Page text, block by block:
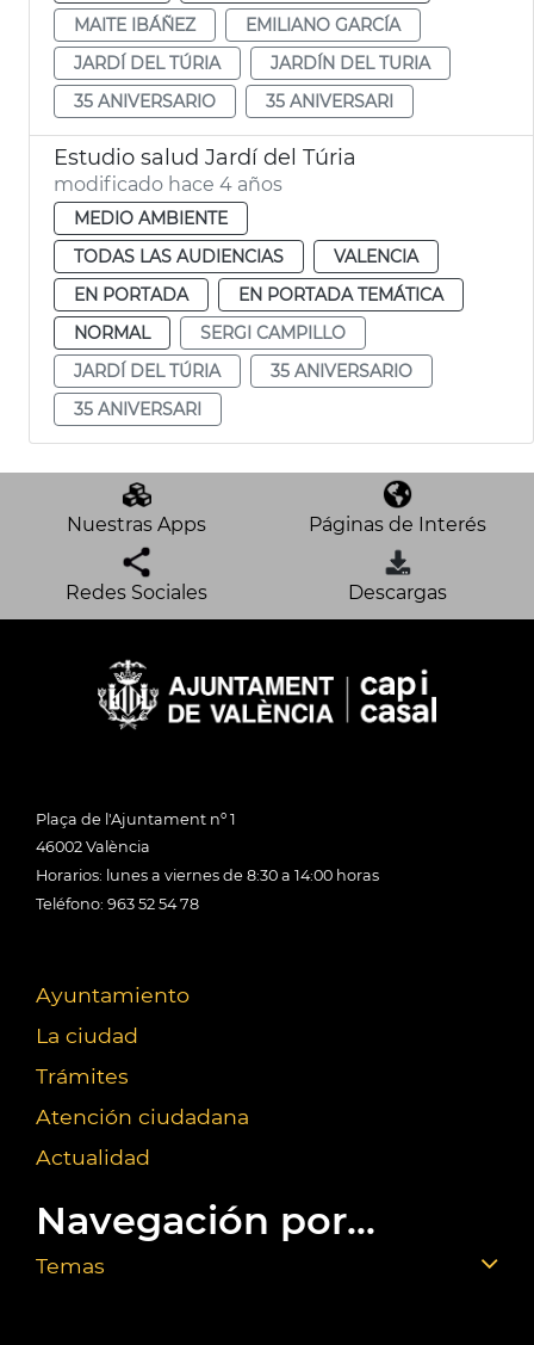
MAITE IBÁÑEZ
EMILIANO GARCÍA
JARDÍ DEL TÚRIA
JARDÍN DEL TURIA
35 ANIVERSARIO
35 ANIVERSARI
Estudio salud Jardí del Túria
modificado hace 4 años
MEDIO AMBIENTE
TODAS LAS AUDIENCIAS
VALENCIA
EN PORTADA
EN PORTADA TEMÁTICA
NORMAL
SERGI CAMPILLO
JARDÍ DEL TÚRIA
35 ANIVERSARIO
35 ANIVERSARI
Nuestras Apps Páginas de Interés
Redes Sociales Descargas
Plaça de l'Ajuntament nº 1
46002 València
Horarios: lunes a viernes de 8:30 a 14:00 horas
Teléfono: 963 52 54 78
Ayuntamiento
La ciudad
Trámites
Atención ciudadana
Actualidad
Navegación por...
Temas